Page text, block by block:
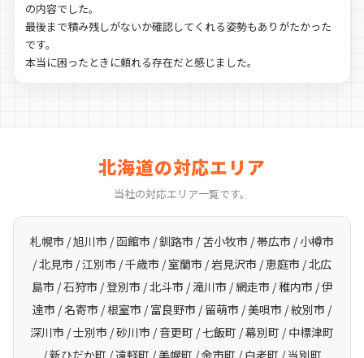
の内容でした。
最後まで積み残しがないか確認してくれる姿勢もありがたかった
です。
本当に困ったときに頼れる存在だと感じました。
北海道の対応エリア
当社の対応エリア一覧です。
札幌市 / 旭川市 / 函館市 / 釧路市 / 苫小牧市 / 帯広市 / 小樽市
/ 北見市 / 江別市 / 千歳市 / 室蘭市 / 岩見沢市 / 恵庭市 / 北広
島市 / 石狩市 / 登別市 / 北斗市 / 滝川市 / 網走市 / 稚内市 / 伊
達市 / 名寄市 / 根室市 / 富良野市 / 留萌市 / 美唄市 / 紋別市 /
深川市 / 士別市 / 砂川市 / 音更町 / 七飯町 / 幕別町 / 中標津町
/ 新ひだか町 / 遠軽町 / 美幌町 / 余市町 / 白老町 / 当別町